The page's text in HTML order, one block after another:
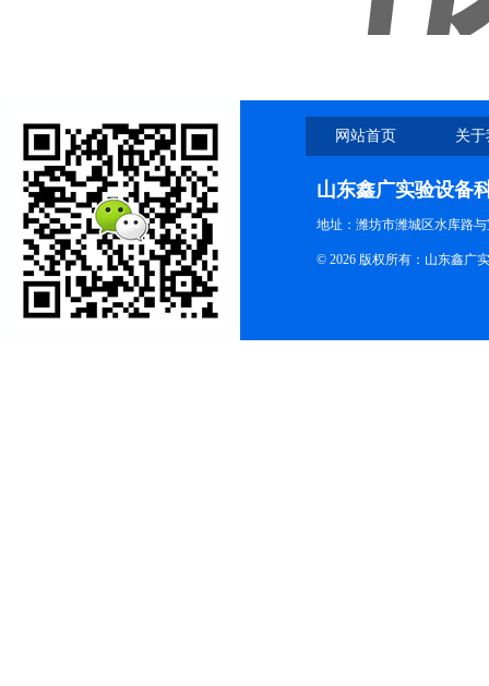
网站首页 关
山东鑫广实验设备
地址：潍坊市潍城区水库路
© 2026 版权所有：山东鑫广